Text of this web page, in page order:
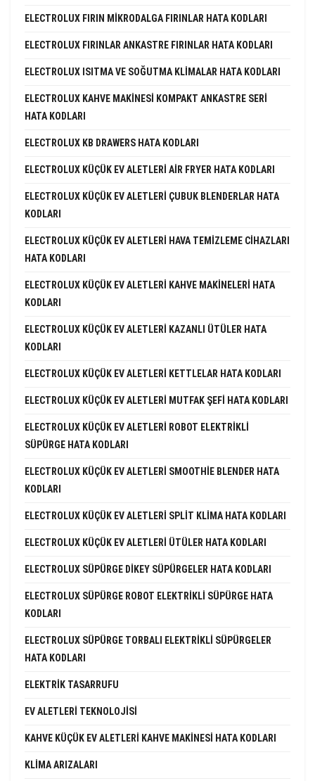
ELECTROLUX FIRIN MIKRODALGA FIRINLAR HATA KODLARI
ELECTROLUX FIRINLAR ANKASTRE FIRINLAR HATA KODLARI
ELECTROLUX ISITMA VE SOĞUTMA KLIMALAR HATA KODLARI
ELECTROLUX KAHVE MAKINESI KOMPAKT ANKASTRE SERI
HATA KODLARI
ELECTROLUX KB DRAWERS HATA KODLARI
ELECTROLUX KÜÇÜK EV ALETLERI AIR FRYER HATA KODLARI
ELECTROLUX KÜÇÜK EV ALETLERI ÇUBUK BLENDERLAR HATA
KODLARI
ELECTROLUX KÜÇÜK EV ALETLERI HAVA TEMIZLEME CIHAZLARI
HATA KODLARI
ELECTROLUX KÜÇÜK EV ALETLERI KAHVE MAKINELERI HATA
KODLARI
ELECTROLUX KÜÇÜK EV ALETLERI KAZANLI ÜTÜLER HATA
KODLARI
ELECTROLUX KÜÇÜK EV ALETLERI KETTLELAR HATA KODLARI
ELECTROLUX KÜÇÜK EV ALETLERI MUTFAK ŞEFI HATA KODLARI
ELECTROLUX KÜÇÜK EV ALETLERI ROBOT ELEKTRIKLI
SÜPÜRGE HATA KODLARI
ELECTROLUX KÜÇÜK EV ALETLERI SMOOTHIE BLENDER HATA
KODLARI
ELECTROLUX KÜÇÜK EV ALETLERI SPLIT KLIMA HATA KODLARI
ELECTROLUX KÜÇÜK EV ALETLERI ÜTÜLER HATA KODLARI
ELECTROLUX SÜPÜRGE DIKEY SÜPÜRGELER HATA KODLARI
ELECTROLUX SÜPÜRGE ROBOT ELEKTRIKLI SÜPÜRGE HATA
KODLARI
ELECTROLUX SÜPÜRGE TORBALI ELEKTRIKLI SÜPÜRGELER
HATA KODLARI
ELEKTRIK TASARRUFU
EV ALETLERI TEKNOLOJISI
KAHVE KÜÇÜK EV ALETLERI KAHVE MAKINESI HATA KODLARI
KLIMA ARIZALARI